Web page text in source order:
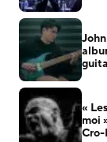
«
moi
Cro-